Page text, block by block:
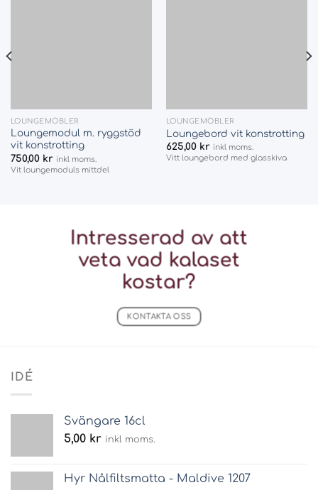
LOUNGEMÖBLER
Loungemodul m. ryggstöd
vit konstrotting
750,00 kr inkl moms.
Vit loungemoduls mittdel
LOUNGEMÖBLER
Loungebord vit konstrotting
625,00 kr inkl moms.
Vitt loungebord med glasskiva
Intresserad av att
veta vad kalaset
kostar?
KONTAKTA OSS
IDÉ
Svängare 16cl
5,00 kr inkl moms.
Hyr Nålfiltsmatta - Maldive 1207